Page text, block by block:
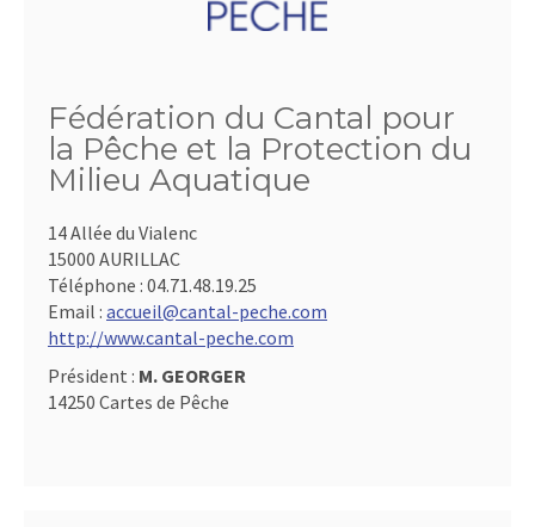
Fédération du Cantal pour
la Pêche et la Protection du
Milieu Aquatique
14 Allée du Vialenc
15000 AURILLAC
Téléphone : 04.71.48.19.25
Email : accueil@cantal-peche.com
http://www.cantal-peche.com
Président : M. GEORGER
14250 Cartes de Pêche